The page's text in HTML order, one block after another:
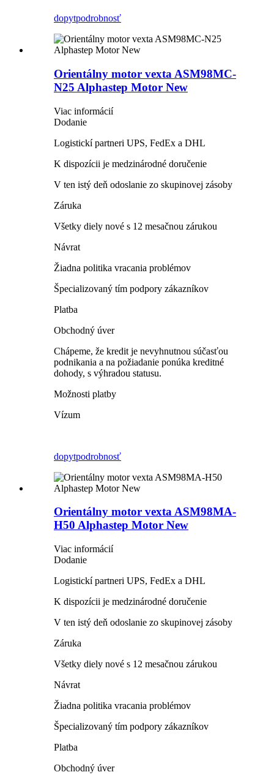
dopytpodrobnosť
Orientálny motor vexta ASM98MC-
N25 Alphastep Motor New
Viac informácií
Dodanie
Logistickí partneri UPS, FedEx a DHL
K dispozícii je medzinárodné doručenie
V ten istý deň odoslanie zo skupinovej zásoby
Záruka
Všetky diely nové s 12 mesačnou zárukou
Návrat
Žiadna politika vracania problémov
Špecializovaný tím podpory zákazníkov
Platba
Obchodný úver
Chápeme, že kredit je nevyhnutnou súčasťou
podnikania a na požiadanie ponúka kreditné
dohody, s výhradou statusu.
Možnosti platby
Vízum
dopytpodrobnosť
Orientálny motor vexta ASM98MA-
H50 Alphastep Motor New
Viac informácií
Dodanie
Logistickí partneri UPS, FedEx a DHL
K dispozícii je medzinárodné doručenie
V ten istý deň odoslanie zo skupinovej zásoby
Záruka
Všetky diely nové s 12 mesačnou zárukou
Návrat
Žiadna politika vracania problémov
Špecializovaný tím podpory zákazníkov
Platba
Obchodný úver